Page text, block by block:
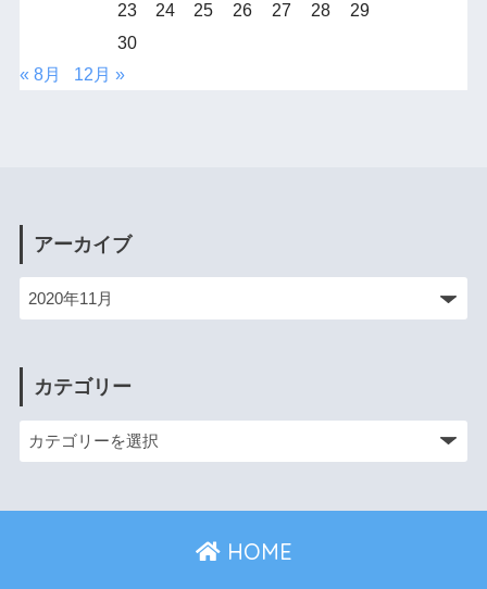
23
24 25 26 27 28
29
30
« 8月
12月 »
アーカイブ
カテゴリー
HOME